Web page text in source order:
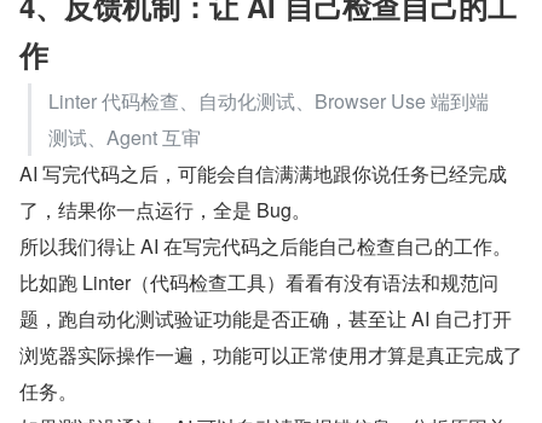
作
Linter 代码检查、自动化测试、Browser Use 端到端
测试、Agent 互审
AI 写完代码之后，可能会自信满满地跟你说任务已经完成
了，结果你一点运行，全是 Bug。
所以我们得让 AI 在写完代码之后能自己检查自己的工作。
比如跑 Linter（代码检查工具）看看有没有语法和规范问
题，跑自动化测试验证功能是否正确，甚至让 AI 自己打开
浏览器实际操作一遍，功能可以正常使用才算是真正完成了
任务。